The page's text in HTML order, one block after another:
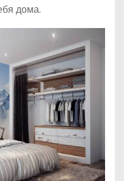
дома.